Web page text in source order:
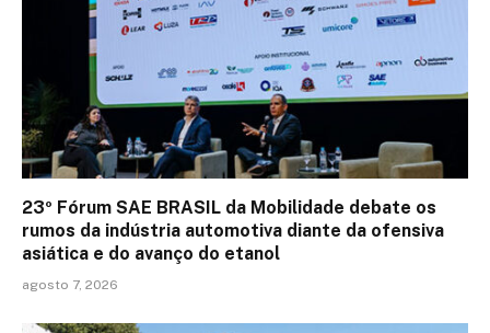
23º Fórum SAE BRASIL da Mobilidade debate os
rumos da indústria automotiva diante da ofensiva
asiática e do avanço do etanol
agosto 7, 2026